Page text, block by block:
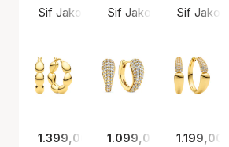
Sif Jakobs JewellerySif Jakobs Jewellery
Sif
1.399,00 kr. 1.099,00 kr. 1.199,00